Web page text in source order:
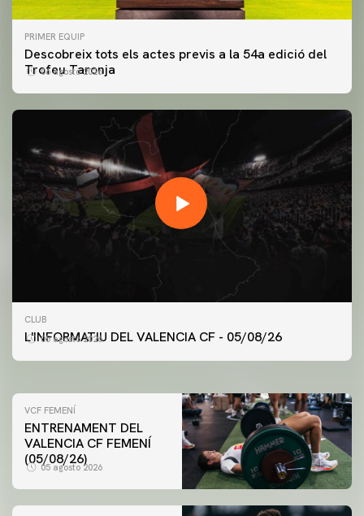
PRIMER EQUIP
Descobreix tots els actes previs a la 54a edició del
Trofeu Taronja
06 agosto 2026
CLUB
L'INFORMATIU DEL VALENCIA CF - 05/08/26
05 agosto 2026
PRIMER EQUIP
ENTRENAMENT DEL VALENCIA CF 5/8/2026
VCF FEMENÍ
ENTRENAMENT DEL
VALENCIA CF FEMENÍ
(05/08/26)
05 agosto 2026